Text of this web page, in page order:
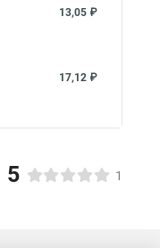
13,05 ₽
17,12 ₽
5 1